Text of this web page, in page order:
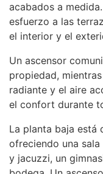
acabados a
esfuerzo a las
el interior y el
Un ascensor
propiedad,
radiante y el aire
el confort durante
La planta baja está
ofreciendo una sala
y jacuzzi, un